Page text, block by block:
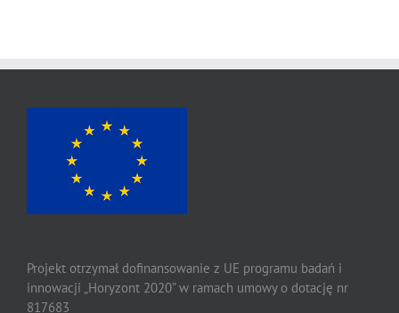
Projekt otrzymał dofinansowanie z UE programu badań i
innowacji „Horyzont 2020” w ramach umowy o dotację nr
817683